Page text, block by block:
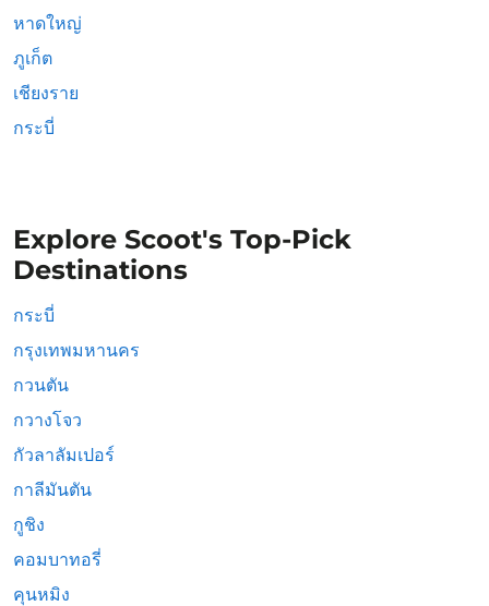
หาดใหญ่
ภูเก็ต
เชียงราย
กระบี่
Explore Scoot's Top-Pick
Destinations
กระบี่
กรุงเทพมหานคร
กวนตัน
กวางโจว
กัวลาลัมเปอร์
กาลีมันตัน
กูชิง
คอมบาทอรี่
คุนหมิง